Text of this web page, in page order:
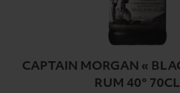
CAPTAIN MORGAN «
RUM 40° 70CL